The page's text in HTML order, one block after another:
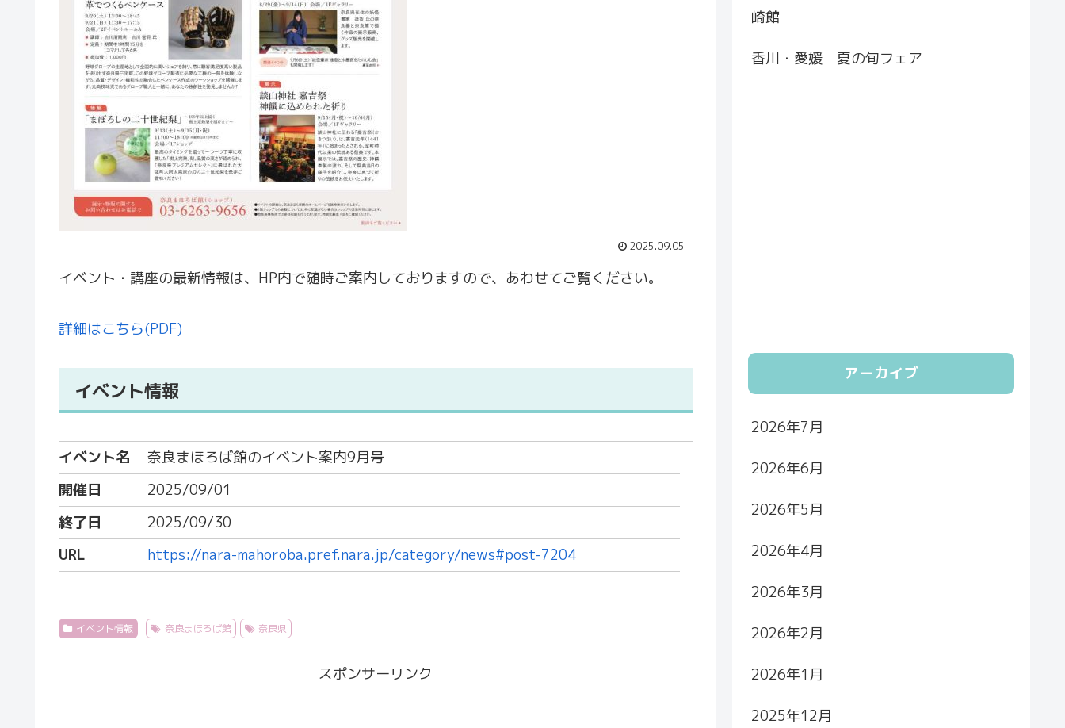
2025.09.05
イベント・講座の最新情報は、HP内で随時ご案内しておりますので、あわせてご覧ください。
詳細はこちら(PDF)
イベント情報
イベント名
奈良まほろば館のイベント案内9月号
開催日
2025/09/01
終了日
2025/09/30
URL
https://nara-mahoroba.pref.nara.jp/category/news#post-7204
イベント情報 奈良まほろば館 奈良県
スポンサーリンク
崎館
香川・愛媛 夏の旬フェア
アーカイブ
2026年7月
2026年6月
2026年5月
2026年4月
2026年3月
2026年2月
2026年1月
2025年12月